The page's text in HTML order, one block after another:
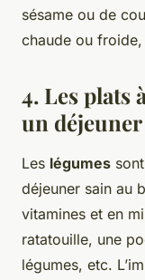
sésame ou de
chaude ou
4. Les plats
un
Les légumes
déjeuner sain au
vitamines et en
ratatouille, une
légumes, etc.